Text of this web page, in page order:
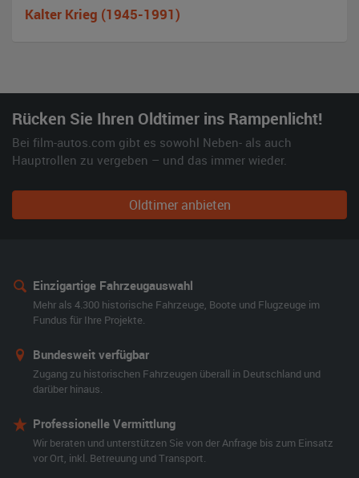
Kalter Krieg (1945-1991)
Rücken Sie Ihren Oldtimer ins Rampenlicht!
Bei film-autos.com gibt es sowohl Neben- als auch
Hauptrollen zu vergeben – und das immer wieder.
Oldtimer anbieten
Einzigartige Fahrzeugauswahl
Mehr als 4.300 historische Fahrzeuge, Boote und Flugzeuge im
Fundus für Ihre Projekte.
Bundesweit verfügbar
Zugang zu historischen Fahrzeugen überall in Deutschland und
darüber hinaus.
Professionelle Vermittlung
Wir beraten und unterstützen Sie von der Anfrage bis zum Einsatz
vor Ort, inkl. Betreuung und Transport.